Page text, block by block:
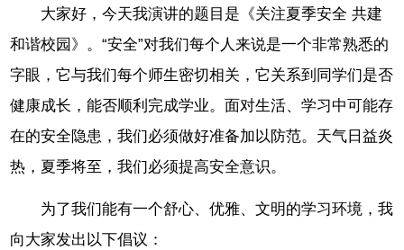
大家好，今天我演讲的题目是《关注夏季安全 共建
和谐校园》。“安全”对我们每个人来说是一个非常熟悉的
字眼，它与我们每个师生密切相关，它关系到同学们是否
健康成长，能否顺利完成学业。面对生活、学习中可能存
在的安全隐患，我们必须做好准备加以防范。天气日益炎
热，夏季将至，我们必须提高安全意识。
为了我们能有一个舒心、优雅、文明的学习环境，我
向大家发出以下倡议：